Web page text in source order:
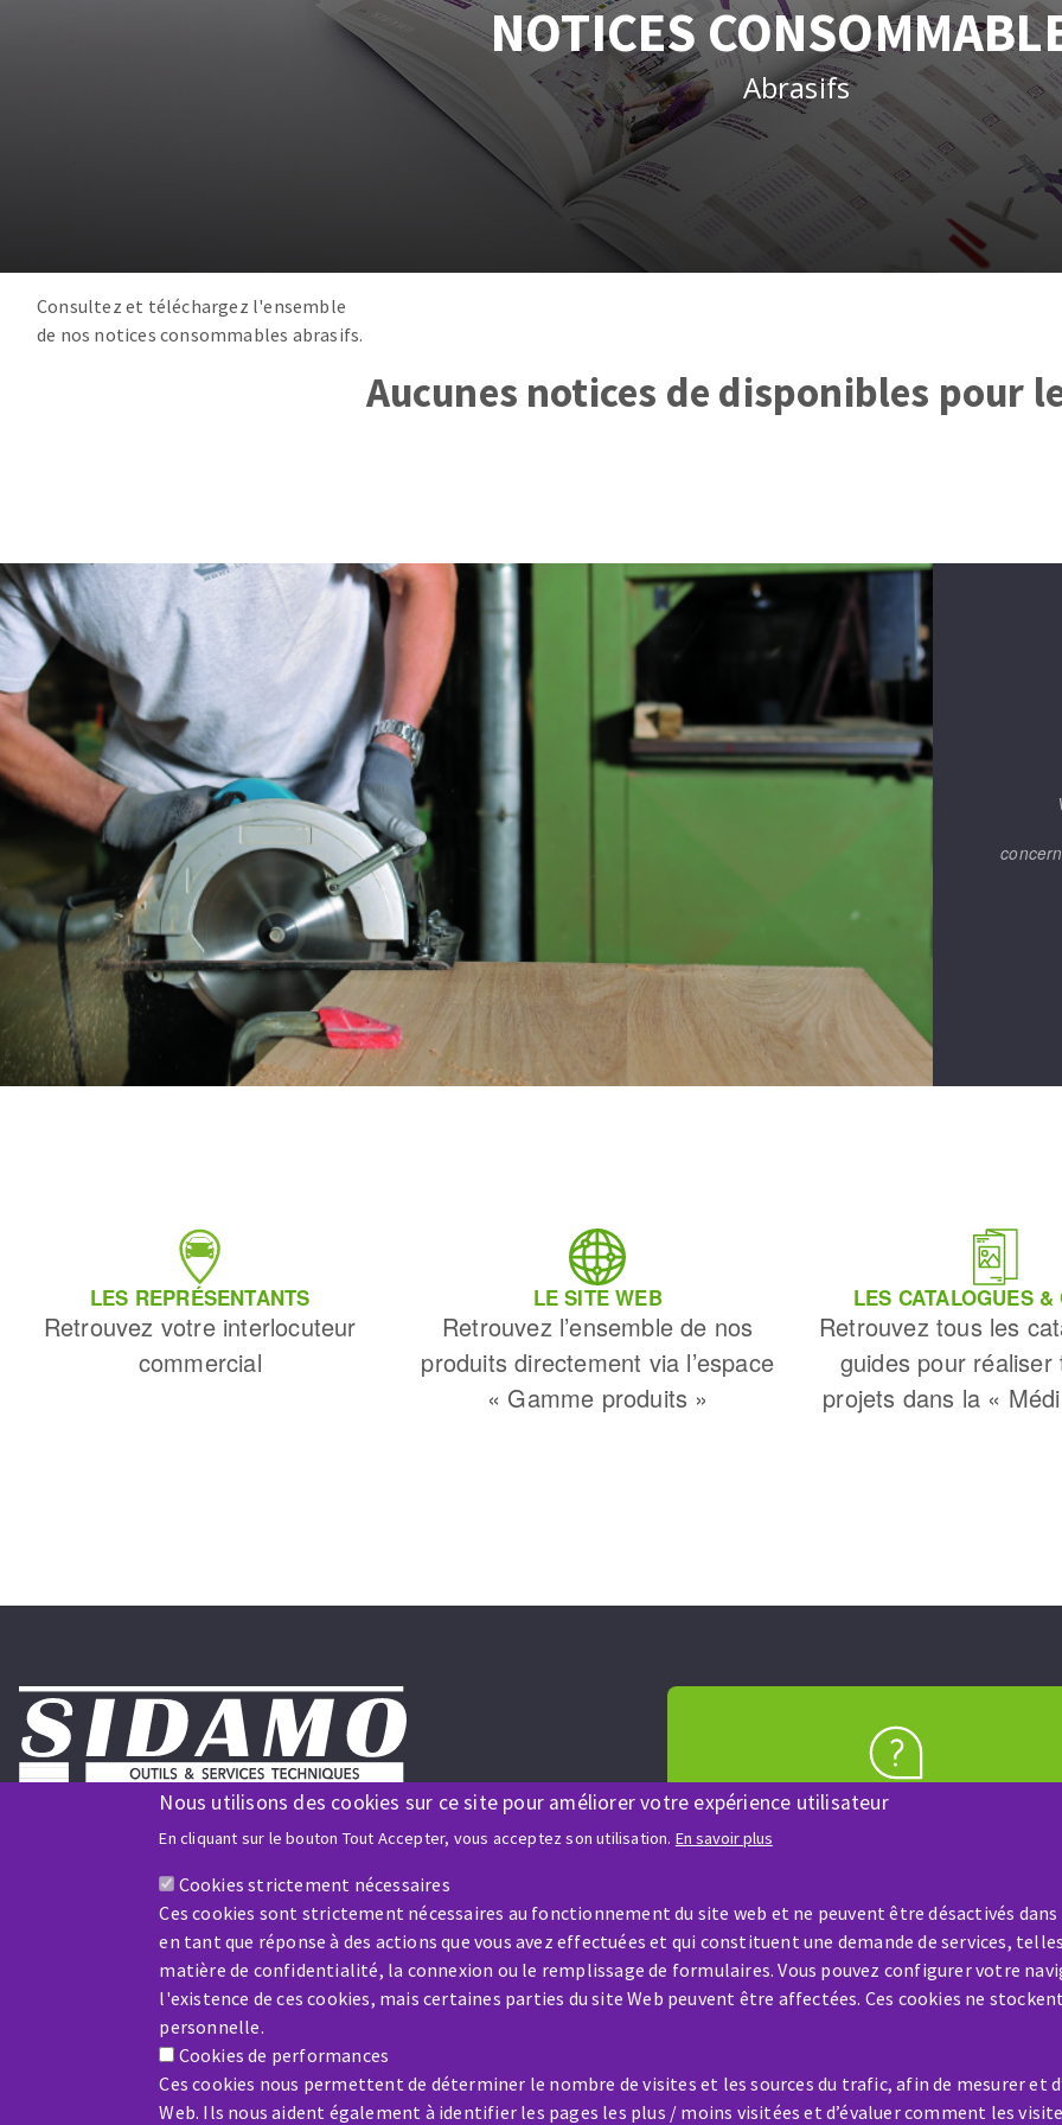
Nous utilisons des cookies sur ce site pour améliorer votre expérience utilisateur
En cliquant sur le bouton Tout Accepter, vous acceptez son utilisation. En savoir plus
Cookies strictement nécessaires
Ces cookies sont strictement nécessaires au fonctionnement du site web et ne peuvent être désactivés
en tant que réponse à des actions que vous avez effectuées et qui constituent une demande de services,
matière de confidentialité, la connexion ou le remplissage de formulaires. Vous pouvez configurer votre
l'existence de ces cookies, mais certaines parties du site Web peuvent être affectées. Ces cookies ne
personnelle.
Cookies de performances
Ces cookies nous permettent de déterminer le nombre de visites et les sources du trafic, afin de mesurer et
Web. Ils nous aident également à identifier les pages les plus / moins visitées et d’évaluer comment les
Roues diamantées à profil
Disques à lamelles diamantés
Système auto-nivelant à vis
Système auto-nivelant à cale
Pose des joints
Nettoyage
ABRASIFS APPLIQUÉS
Disques auto-agrippant
DISQUES ABRASIFS
Disques abrasifs agglomérés
Meules d'ébarbage
TRAITEMENT DE SURFACE
Disque intissé
Disques fibre
Brosses
Meules de tourets
Feutres à polir
Bandes sans fin
Rouleaux d'atelier
Aspirateurs
Rubans
Fraise HSS
Forets métaux
NOTICES
Abrasifs
Consultez et téléchargez l'ensemble
de nos notices consommables abrasifs.
Aucunes notices de disponibles pour
LES REPRÉSENTANTS
Retrouvez votre interlocuteur
commercial
LE SITE WEB
Retrouvez l’ensemble de nos
produits directement via l’espace
« Gamme produits »
LES CATALOGUES &
Retrouvez tous les
guides pour réaliser
projets dans la «
Nous suivre sur les réseaux
Entreprise certifiée ISO9001
Entreprise bénéficiaire du soutien financier de :
AIDE & CONTACT
Une question ? Un renseignement
Contactez-nous